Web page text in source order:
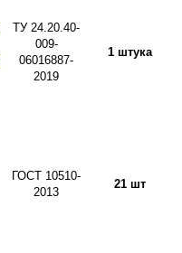
ТУ 24.20.40-
009-
06016887-
2019
1 штука
ГОСТ 10510-
2013
21 шт